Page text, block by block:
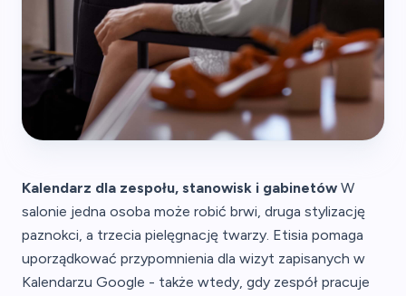
Kalendarz dla zespołu, stanowisk i gabinetów W
salonie jedna osoba może robić brwi, druga stylizację
paznokci, a trzecia pielęgnację twarzy. Etisia pomaga
uporządkować przypomnienia dla wizyt zapisanych w
Kalendarzu Google - także wtedy, gdy zespół pracuje